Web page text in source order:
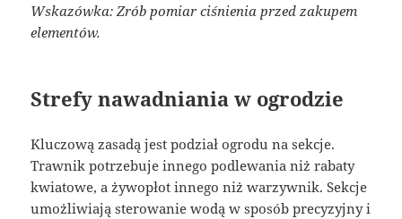
Wskazówka: Zrób pomiar ciśnienia przed zakupem
elementów.
Strefy nawadniania w ogrodzie
Kluczową zasadą jest podział ogrodu na sekcje.
Trawnik potrzebuje innego podlewania niż rabaty
kwiatowe, a żywopłot innego niż warzywnik. Sekcje
umożliwiają sterowanie wodą w sposób precyzyjny i